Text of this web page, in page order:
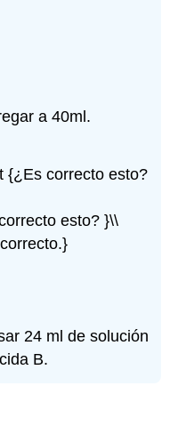
a 40ml.
{¿Es correcto esto?
esto? }\\
24 ml de solución
B.